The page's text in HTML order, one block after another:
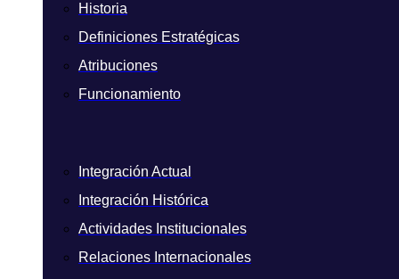
Historia
Definiciones Estratégicas
Atribuciones
Funcionamiento
Integración Actual
Integración Histórica
Actividades Institucionales
Relaciones Internacionales